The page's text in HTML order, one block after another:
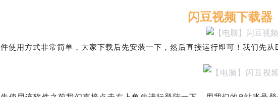
闪豆视频下载器
使用方式非常简单，大家下载后先安装一下，然后直接运行即可！我们先